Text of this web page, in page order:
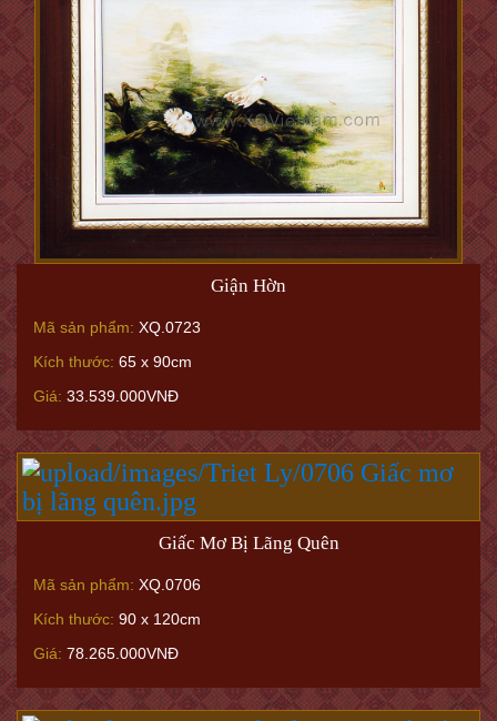
Giận Hờn
Mã sản phẩm: XQ.0723
Kích thước: 65 x 90cm
Giá: 33.539.000VNĐ
Giấc Mơ Bị Lãng Quên
Mã sản phẩm: XQ.0706
Kích thước: 90 x 120cm
Giá: 78.265.000VNĐ